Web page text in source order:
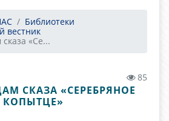
Библиотеки
вестник
«Се...
85
СКАЗА «СЕРЕБРЯНОЕ
КОПЫТЦЕ»